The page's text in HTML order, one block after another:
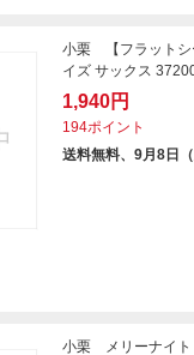
小栗 【フラット
イズ サックス
1,940円
194ポイント
送料無料、9月8日（
小栗 メリーナイト